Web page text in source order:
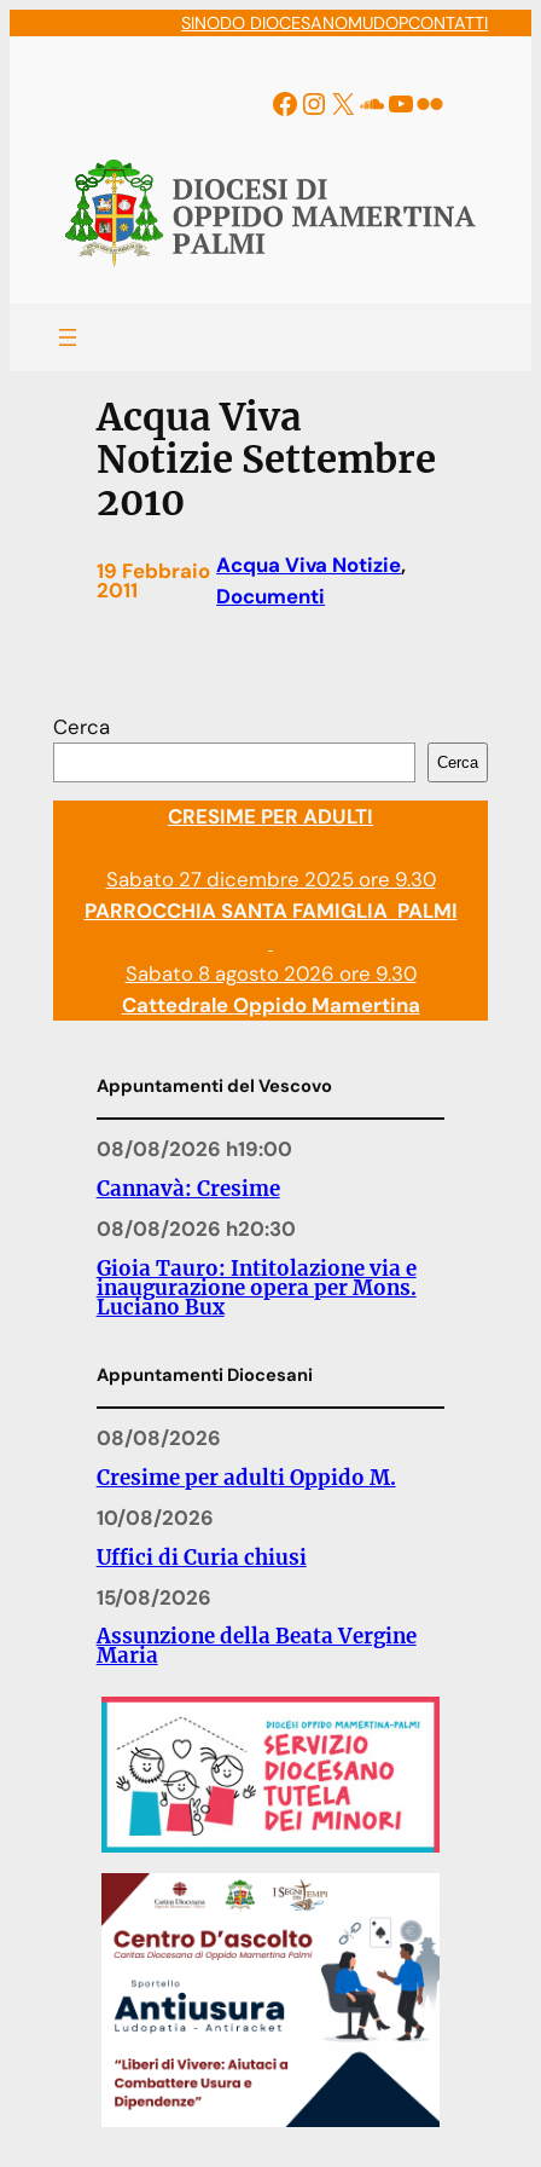
SINODO DIOCESANOMUDOPCONTATTI
Facebook
Instagram
X Soundcloud
YouTube
Flickr
Acqua Viva
Notizie Settembre
2010
19 Febbraio
2011
Acqua Viva Notizie
Documenti
Cerca
Cerca
CRESIME PER ADULTI
Sabato 27 dicembre 2025 ore 9.30
PARROCCHIA SANTA FAMIGLIA PALMI
Sabato 8 agosto 2026 ore 9.30
Cattedrale Oppido Mamertina
Appuntamenti del Vescovo
08/08/2026 h19:00
Cannavà: Cresime
08/08/2026 h20:30
Gioia Tauro: Intitolazione via e
inaugurazione opera per Mons.
Luciano Bux
Appuntamenti Diocesani
08/08/2026
Cresime per adulti Oppido M.
10/08/2026
Uffici di Curia chiusi
15/08/2026
Assunzione della Beata Vergine
Maria